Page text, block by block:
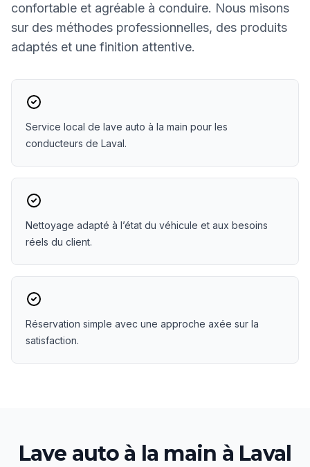
confortable et agréable à conduire. Nous misons
sur des méthodes professionnelles, des produits
adaptés et une finition attentive.
Service local de lave auto à la main pour les
conducteurs de Laval.
Nettoyage adapté à l’état du véhicule et aux besoins
réels du client.
Réservation simple avec une approche axée sur la
satisfaction.
Lave auto à la main à Laval